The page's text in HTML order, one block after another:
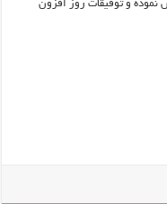
نموده و توفیقات روز افزون